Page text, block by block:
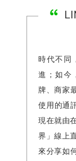
時代不同
進；如今
牌、商家
使用的通
現在就由
界」線上
來分享如